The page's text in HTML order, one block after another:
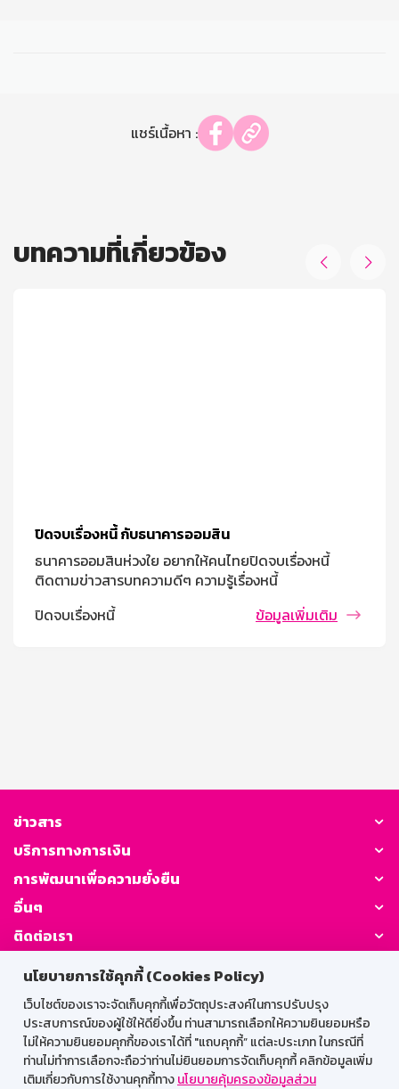
นโยบายการใช้คุกกี้ (Cookies Policy)
เว็บไซต์ของเราจะจัดเก็บคุกกี้เพื่อวัตถุประสงค์ในการปรับปรุง
ประสบการณ์ของผู้ใช้ให้ดียิ่งขึ้น ท่านสามารถเลือกให้ความยินยอมหรือ
ไม่ให้ความยินยอมคุกกี้ของเราได้ที่ "แถบคุกกี้” แต่ละประเภท ในกรณีที่
ท่านไม่ทำการเลือกจะถือว่าท่านไม่ยินยอมการจัดเก็บคุกกี้ คลิกข้อมูลเพิ่ม
เติมเกี่ยวกับการใช้งานคุกกี้ทางนโยบายคุ้มครองข้อมูลส่วน
แชร์เนื้อหา :
บทความที่เกี่ยวข้อง
ปิดจบเรื่องหนี้ กับธนาคารออมสิน
ธนาคารออมสินห่วงใย อยากให้คนไทยปิดจบเรื่องหนี้
ติดตามข่าวสารบทความดีๆ ความรู้เรื่องหนี้
ปิดจบเรื่องหนี้
ข้อมูลเพิ่มเติม
 
ข่าวสาร
บริการทางการเงิน
การพัฒนาเพื่อความยั่งยืน
อื่นๆ
ติดต่อเรา
GSB Society:
สำหรับพนักงาน